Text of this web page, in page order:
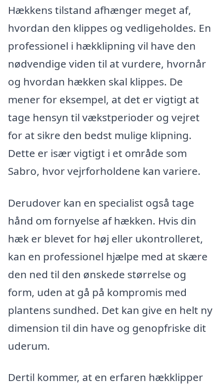
Hækkens tilstand afhænger meget af,
hvordan den klippes og vedligeholdes. En
professionel i hækklipning vil have den
nødvendige viden til at vurdere, hvornår
og hvordan hækken skal klippes. De
mener for eksempel, at det er vigtigt at
tage hensyn til vækstperioder og vejret
for at sikre den bedst mulige klipning.
Dette er især vigtigt i et område som
Sabro, hvor vejrforholdene kan variere.
Derudover kan en specialist også tage
hånd om fornyelse af hækken. Hvis din
hæk er blevet for høj eller ukontrolleret,
kan en professionel hjælpe med at skære
den ned til den ønskede størrelse og
form, uden at gå på kompromis med
plantens sundhed. Det kan give en helt ny
dimension til din have og genopfriske dit
uderum.
Dertil kommer, at en erfaren hækklipper